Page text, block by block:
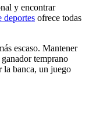
y encontrar
deportes ofrece todas
escaso. Mantener
temprano
la banca, un juego